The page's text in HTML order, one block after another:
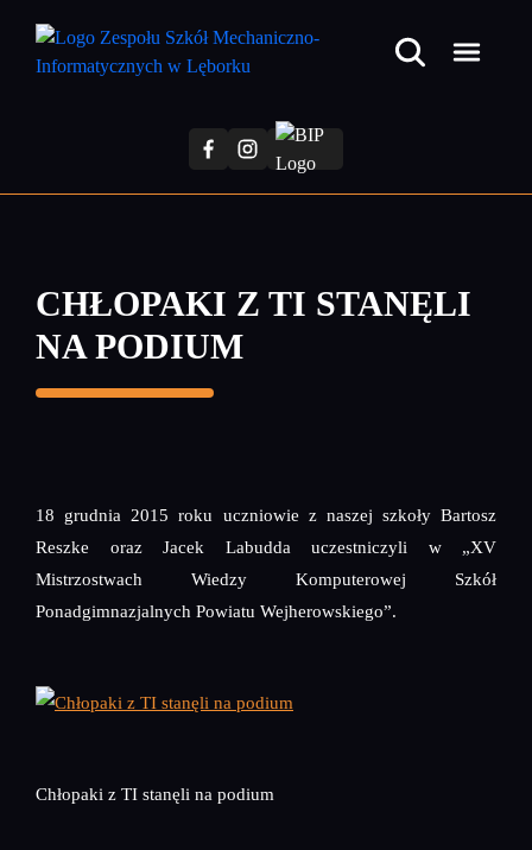
treści
CHŁOPAKI Z TI STANĘLI
NA PODIUM
18 grudnia 2015 roku uczniowie z naszej szkoły Bartosz
Reszke oraz Jacek Labudda uczestniczyli w „XV
Mistrzostwach Wiedzy Komputerowej Szkół
Ponadgimnazjalnych Powiatu Wejherowskiego”.
Chłopaki z TI stanęli na podium